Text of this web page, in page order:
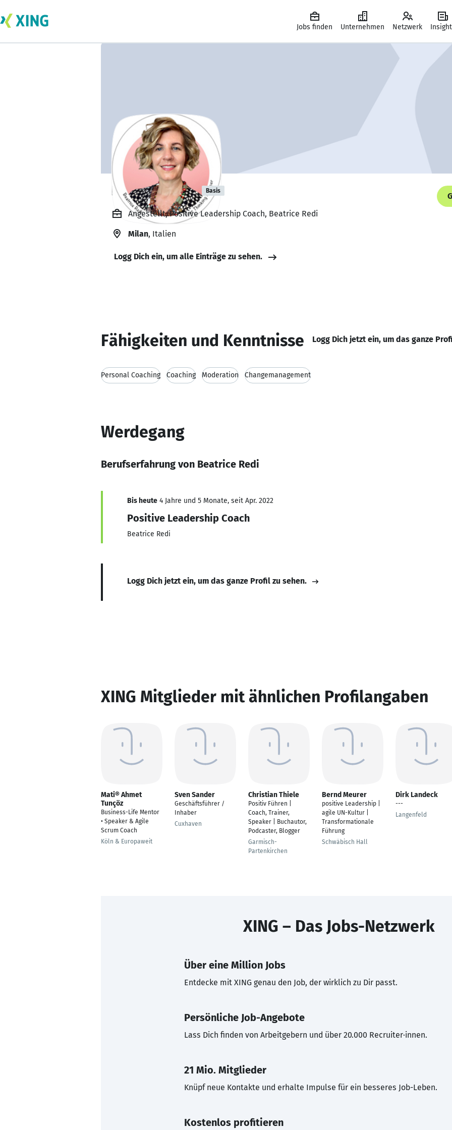
Jobs finden Unternehmen Netzwerk
Beatrice Redi Basis
Angestellt, Positive Leadership Coach, Beatrice Redi
Milan, Italien
Logg Dich ein, um alle Einträge zu sehen.
Fähigkeiten und Kenntnisse Logg Dich jetzt ein, um das ganze
Personal Coaching Coaching Moderation Changemanagement
Werdegang
Berufserfahrung von Beatrice Redi
Bis heute 4 Jahre und 5 Monate, seit Apr. 2022
Positive Leadership Coach
Beatrice Redi
Logg Dich jetzt ein, um das ganze Profil zu sehen.
XING Mitglieder mit ähnlichen Profilangaben
Mati® Ahmet
Tunçöz
Business-Life Mentor
• Speaker & Agile
Scrum Coach
Köln & Europaweit
Sven Sander
Geschäftsführer /
Inhaber
Cuxhaven
Christian Thiele
Positiv Führen |
Coach, Trainer,
Speaker | Buchautor,
Podcaster, Blogger
Garmisch-
Partenkirchen
Bernd Meurer
positive Leadership |
agile UN-Kultur |
Transformationale
Führung
Schwäbisch Hall
Dirk Landeck
---
Langenfeld
XING – Das Jobs-Netzwerk
Über eine Million Jobs
Entdecke mit XING genau den Job, der wirklich zu Dir passt.
Persönliche Job-Angebote
Lass Dich finden von Arbeitgebern und über 20.000 Recruiter·innen.
21 Mio. Mitglieder
Knüpf neue Kontakte und erhalte Impulse für ein besseres Job-Leben.
Kostenlos profitieren